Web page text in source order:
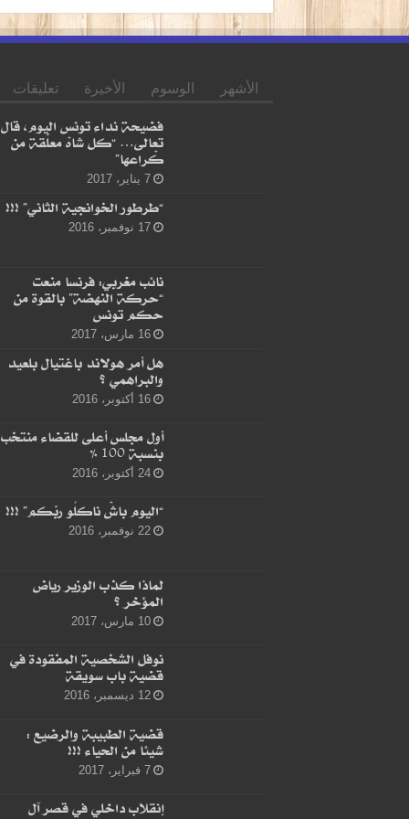
الأشهر الوسوم الأخيرة تعليقات
فضيحة نداء تونس اليوم، قال
تعالى… “كل شاهْ معلّقة من
كْراعها”
7 يناير، 2017
“طرطور الخوانجية الثاني” !!!
17 نوفمبر، 2016
نائب مغربي: فرنسا منعت
“حركة النهضة” بالقوة من
حكم تونس
16 مارس، 2017
هل أمر هولاند باغتيال بلعيد
والبراهمي ؟
16 أكتوبر، 2016
أول مجلس أعلى للقضاء منتخب
بنسبة 100 %
24 أكتوبر، 2016
“اليوم باشْ ناكلُو ربّكم” !!!
22 نوفمبر، 2016
لماذا كذب الوزير رياض
المؤخر ؟
10 مارس، 2017
نوفل الشخصية المفقودة في
قضية باب سويقة
12 ديسمبر، 2016
قضية الطبيبة والرضيع :
شيئا من الحياء !!!
7 فبراير، 2017
إنقلاب داخلي في قصر آل